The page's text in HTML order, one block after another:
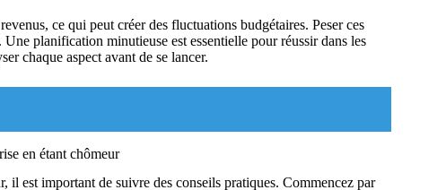
ce qui peut créer des fluctuations budgétaires. Peser ces
planification minutieuse est essentielle pour réussir dans les
chaque aspect avant de se lancer.
en étant chômeur
il est important de suivre des conseils pratiques. Commencez par